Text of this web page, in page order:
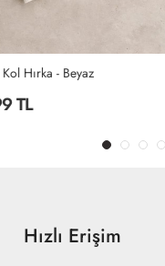
Hızlı Erişim